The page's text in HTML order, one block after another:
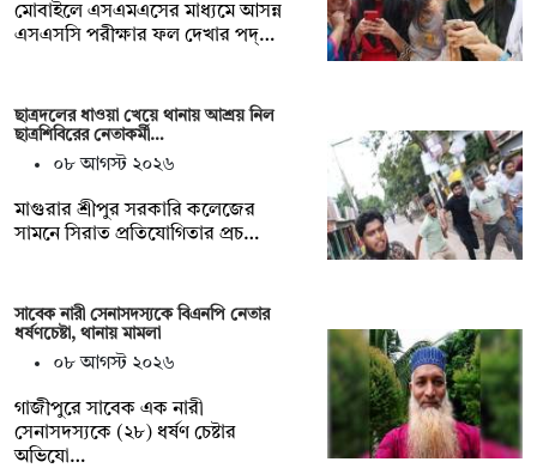
মোবাইলে এসএমএসের মাধ্যমে আসন্ন
এসএসসি পরীক্ষার ফল দেখার পদ্…
ছাত্রদলের ধাওয়া খেয়ে থানায় আশ্রয় নিল
ছাত্রশিবিরের নেতাকর্মী…
০৮ আগস্ট ২০২৬
মাগুরার শ্রীপুর সরকারি কলেজের
সামনে সিরাত প্রতিযোগিতার প্রচ…
সাবেক নারী সেনাসদস্যকে বিএনপি নেতার
ধর্ষণচেষ্টা, থানায় মামলা
০৮ আগস্ট ২০২৬
গাজীপুরে সাবেক এক নারী
সেনাসদস্যকে (২৮) ধর্ষণ চেষ্টার
অভিযো…